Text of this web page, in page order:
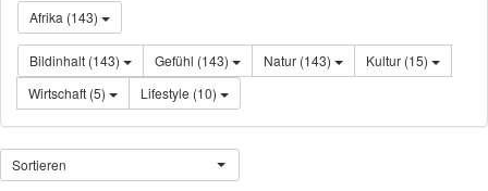
Afrika (143)
Bildinhalt (143) Gefühl (143) Natur (143)
Kultur (15)
Wirtschaft (5)
Lifestyle (10)
Sortieren